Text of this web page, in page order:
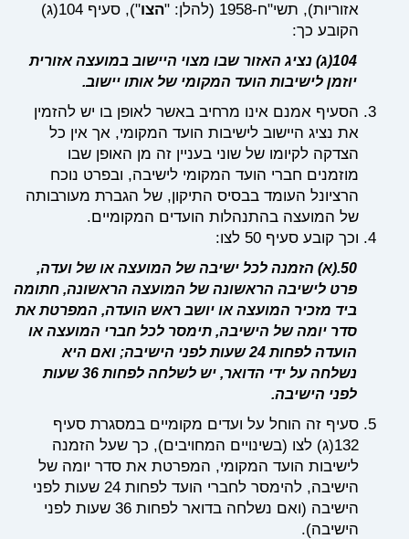
אזוריות), תשי"ח-1958 (להלן: "
הצו
"), סעיף 104(ג)
הקובע כך:
104(ג) נציג האזור שבו מצוי היישוב במועצה אזורית
יוזמן לישיבות הועד המקומי של אותו יישוב.
הסעיף אמנם אינו מרחיב באשר לאופן בו יש להזמין
את נציג היישוב לישיבות הועד המקומי, אך אין כל
הצדקה לקיומו של שוני בעניין זה מן האופן שבו
מוזמנים חברי הועד המקומי לישיבה, ובפרט נוכח
הרציונל העומד בבסיס התיקון, של הגברת מעורבותה
של המועצה בהתנהלות הועדים המקומיים.
וכך קובע סעיף 50 לצו:
50. (א) הזמנה לכל ישיבה של המועצה או של ועדה,
פרט לישיבה הראשונה של המועצה הראשונה, חתומה
ביד מזכיר המועצה או יושב ראש הועדה, המפרטת את
סדר יומה של הישיבה, תימסר לכל חברי המועצה או
הועדה לפחות 24 שעות לפני הישיבה; ואם היא
נשלחה על ידי הדואר, יש לשלחה לפחות 36 שעות
לפני הישיבה.
סעיף זה הוחל על ועדים מקומיים במסגרת סעיף
132(ג) לצו (בשינויים המחויבים), כך שעל הזמנה
לישיבות הועד המקומי, המפרטת את סדר יומה של
הישיבה, להימסר לחברי הועד לפחות 24 שעות לפני
הישיבה (ואם נשלחה בדואר לפחות 36 שעות לפני
הישיבה).